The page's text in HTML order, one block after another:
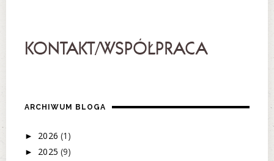
ARCHIWUM BLOGA
► 2026 (1)
► 2025 (9)